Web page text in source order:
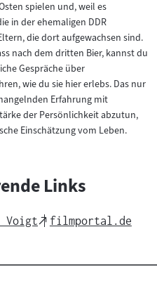
spielen und, weil es
in der ehemaligen DDR
die dort aufgewachsen sind.
nach dem dritten Bier, kannst du
Gespräche über
wie du sie hier erlebs. Das nur
Erfahrung mit
der Persönlichkeit abzutun,
Einschätzung vom Leben.
Links
Voigt
External
filmportal.de